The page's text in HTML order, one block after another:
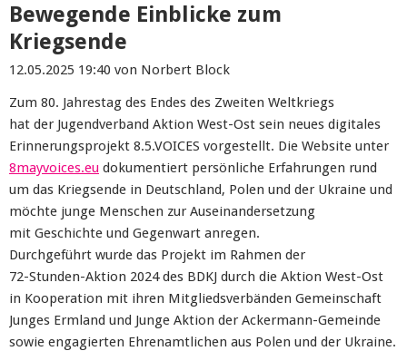
Bewegende Einblicke zum
Kriegsende
12.05.2025 19:40 von Norbert Block
Zum 80. Jahrestag des Endes des Zweiten Weltkriegs
hat der Jugendverband Aktion West-Ost sein neues digitales
Erinnerungsprojekt 8.5.VOICES vorgestellt. Die Website unter
8mayvoices.eu dokumentiert persönliche Erfahrungen rund
um das Kriegsende in Deutschland, Polen und der Ukraine und
möchte junge Menschen zur Auseinandersetzung
mit Geschichte und Gegenwart anregen.
Durchgeführt wurde das Projekt im Rahmen der
72-Stunden-Aktion 2024 des BDKJ durch die Aktion West-Ost
in Kooperation mit ihren Mitgliedsverbänden Gemeinschaft
Junges Ermland und Junge Aktion der Ackermann-Gemeinde
sowie engagierten Ehrenamtlichen aus Polen und der Ukraine.